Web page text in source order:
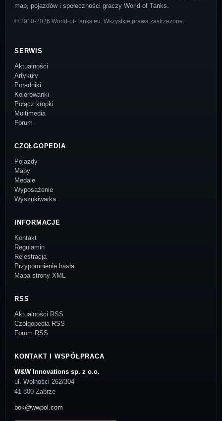
map, pojazdów i społeczności graczy World of Tanks.
© 2010-2026 World-of-Tanks.eu. Wszystkie prawa zastrzeżone.
SERWIS
Aktualności
Artykuły
Poradniki
Kolorowanki
Połącz kropki
Multimedia
Forum
CZOŁGOPEDIA
Pojazdy
Mapy
Medale
Wyposażenie
Wyszukiwarka
INFORMACJE
Kontakt
Regulamin
Rejestracja
Przypomnienie hasła
Mapa strony XML
RSS
Aktualności RSS
Czołgopedia RSS
Forum RSS
KONTAKT I WSPÓŁPRACA
W&W Innovations sp. z o.o.
ul. Wolności 262/304
41-800 Zabrze
bok@wwpol.com